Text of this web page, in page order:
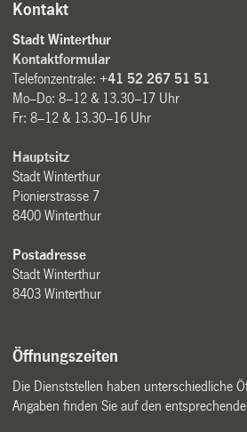
Kontakt
Stadt Winterthur
Kontaktformular
Telefonzentrale:+41 52 267 51 51
Mo–Do: 8–12 & 13.30–17 Uhr
Fr: 8–12 & 13.30–16 Uhr
Hauptsitz
Stadt Winterthur
Pionierstrasse 7
8400 Winterthur
Postadresse
Stadt Winterthur
8403 Winterthur
Öffnungszeiten
Die Dienststellen haben unterschiedliche
Angaben finden Sie auf den